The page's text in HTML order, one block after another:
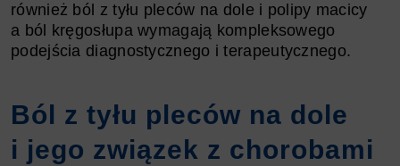
również ból z tyłu pleców na dole i polipy macicy
a ból kręgosłupa wymagają kompleksowego
podejścia diagnostycznego i terapeutycznego.
Ból z tyłu pleców na dole
i jego związek z chorobami